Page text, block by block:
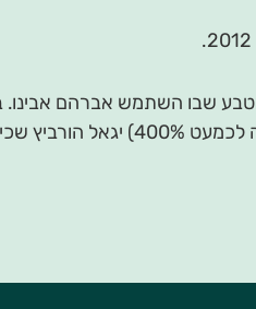
שבו השתמש אברהם
עדיין לירה. בשנת 1981, כחלק מהמאבק במצב